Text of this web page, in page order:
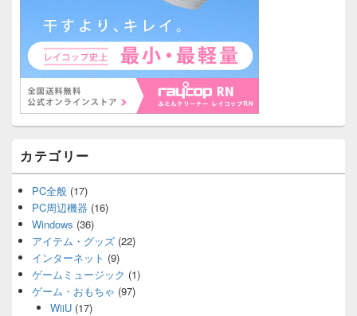
カテゴリー
PC全般 (17)
PC周辺機器 (16)
Windows (36)
アイテム・グッズ (22)
インターネット (9)
ゲームミュージック (1)
ゲーム・おもちゃ (97)
WiiU(17)